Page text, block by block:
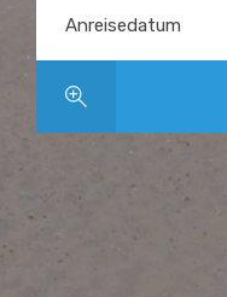
Anreisedatum